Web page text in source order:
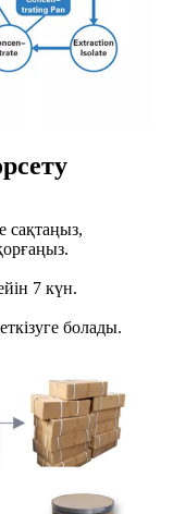
сақтаңыз,
7 күн.
болады.